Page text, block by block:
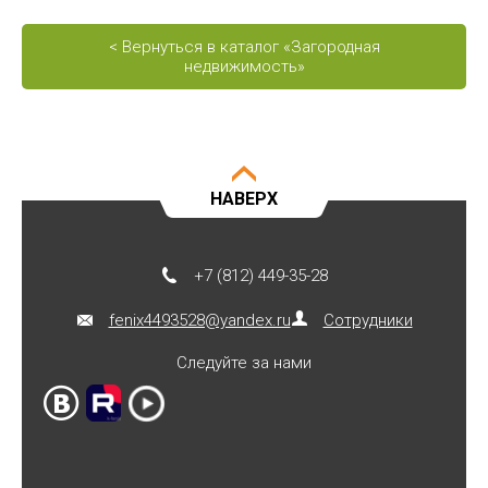
< Вернуться в каталог «Загородная
недвижимость»
НАВЕРХ
+7 (812) 449-35-28
fenix4493528@yandex.ru Сотрудники
Следуйте за нами